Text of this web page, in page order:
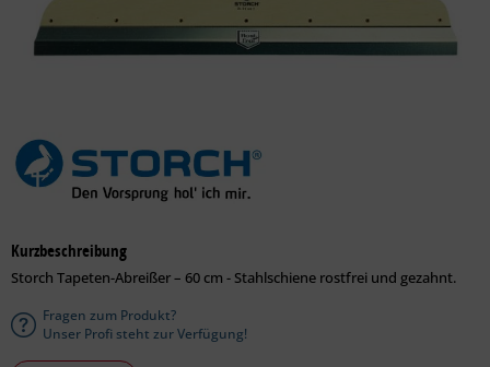
Kurzbeschreibung
Storch Tapeten-Abreißer – 60 cm - Stahlschiene rostfrei und gezahnt.
Fragen zum Produkt?
Unser Profi steht zur Verfügung!